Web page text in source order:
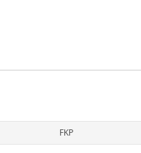
FKP